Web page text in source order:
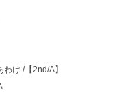
け /【2nd/A】